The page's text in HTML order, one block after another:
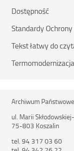
Dostępność
Standardy
Tekst łatwy do
Termomodernizacja
Archiwum
ul. Marii
75-803 Koszalin
tel. 94 317 03 60